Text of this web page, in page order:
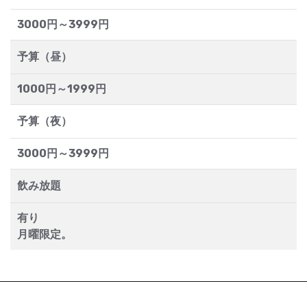
3000円～3999円
予算（昼）
1000円～1999円
予算（夜）
3000円～3999円
飲み放題
有り
月曜限定。